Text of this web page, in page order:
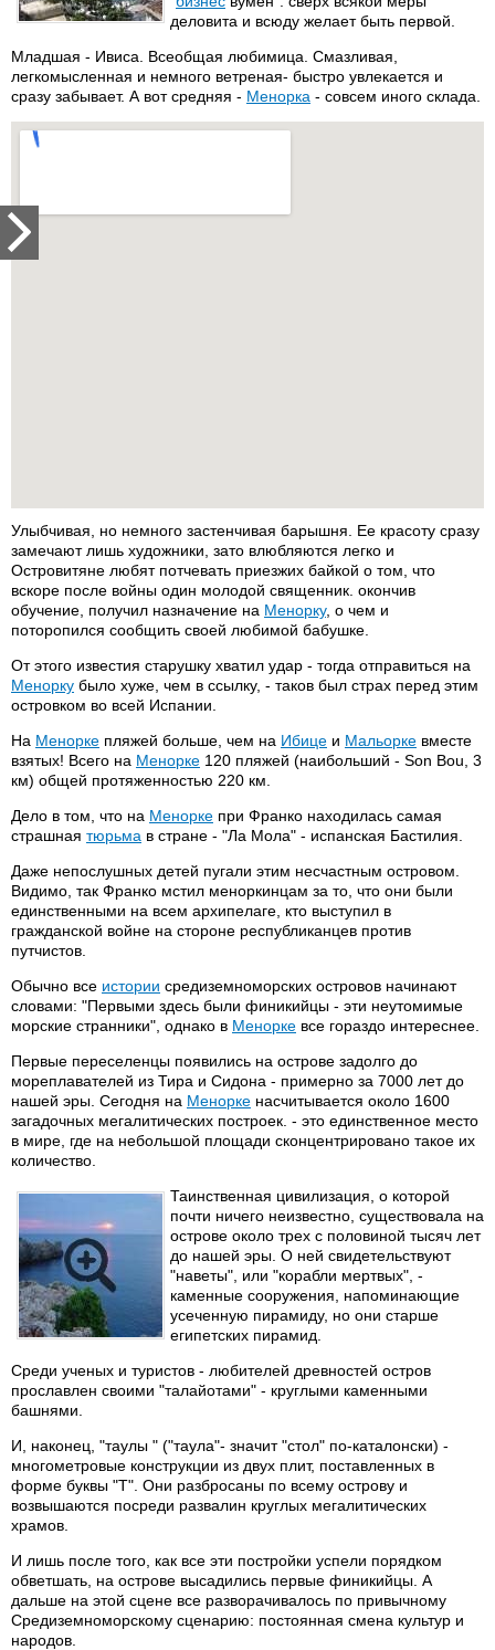
деловита и всюду желает быть первой.
Младшая - Ивиса. Всеобщая любимица. Смазливая,
легкомысленная и немного ветреная- быстро увлекается и
сразу забывает. А вот средняя - Менорка - совсем иного склада.
Улыбчивая, но немного застенчивая барышня. Ее красоту сразу
замечают лишь художники, зато влюбляются легко и
Островитяне любят потчевать приезжих байкой о том, что
вскоре после войны один молодой священник. окончив
обучение, получил назначение на Менорку, о чем и
поторопился сообщить своей любимой бабушке.
От этого известия старушку хватил удар - тогда отправиться на
Менорку было хуже, чем в ссылку, - таков был страх перед этим
островком во всей Испании.
На Менорке пляжей больше, чем на Ибице и Мальорке вместе
взятых! Всего на Менорке 120 пляжей (наибольший - Son Bou, 3
км) общей протяженностью 220 км.
Дело в том, что на Менорке при Франко находилась самая
страшная тюрьма в стране - "Ла Мола" - испанская Бастилия.
Даже непослушных детей пугали этим несчастным островом.
Видимо, так Франко мстил меноркинцам за то, что они были
единственными на всем архипелаге, кто выступил в
гражданской войне на стороне республиканцев против
путчистов.
Обычно все истории средиземноморских островов начинают
словами: "Первыми здесь были финикийцы - эти неутомимые
морские странники", однако в Менорке все гораздо интереснее.
Первые переселенцы появились на острове задолго до
мореплавателей из Тира и Сидона - примерно за 7000 лет до
нашей эры. Сегодня на Менорке насчитывается около 1600
загадочных мегалитических построек. - это единственное место
в мире, где на небольшой площади сконцентрировано такое их
количество.
Таинственная цивилизация, о которой
почти ничего неизвестно, существовала на
острове около трех с половиной тысяч лет
до нашей эры. О ней свидетельствуют
"наветы", или "корабли мертвых", -
каменные сооружения, напоминающие
усеченную пирамиду, но они старше
египетских пирамид.
Среди ученых и туристов - любителей древностей остров
прославлен своими "талайотами" - круглыми каменными
башнями.
И, наконец, "таулы " ("таула"- значит "стол" по-каталонски) -
многометровые конструкции из двух плит, поставленных в
форме буквы "Т". Они разбросаны по всему острову и
возвышаются посреди развалин круглых мегалитических
храмов.
И лишь после того, как все эти постройки успели порядком
обветшать, на острове высадились первые финикийцы. А
дальше на этой сцене все разворачивалось по привычному
Средиземноморскому сценарию: постоянная смена культур и
народов.